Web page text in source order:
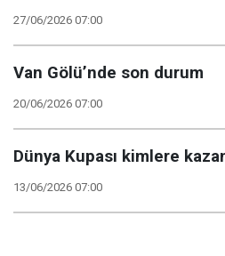
27/06/2026 07:00
Van Gölü’nde son durum
20/06/2026 07:00
Dünya Kupası kimlere
13/06/2026 07:00